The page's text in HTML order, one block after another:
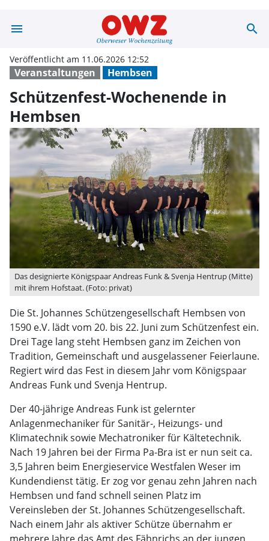
menu Schützenfest-search
Veranstaltungen Hembsen
Veröffentlicht am 11.06.2026 12:52
Schützenfest-Wochenende in
Hembsen
Das designierte Königspaar Andreas Funk & Svenja Hentrup (Mitte)
mit ihrem Hofstaat. (Foto: privat)
Die St. Johannes Schützengesellschaft Hembsen von
1590 e.V. lädt vom 20. bis 22. Juni zum Schützenfest ein.
Drei Tage lang steht Hembsen ganz im Zeichen von
Tradition, Gemeinschaft und ausgelassener Feierlaune.
Regiert wird das Fest in diesem Jahr vom Königspaar
Andreas Funk und Svenja Hentrup.
Der 40-jährige Andreas Funk ist gelernter
Anlagenmechaniker für Sanitär-, Heizungs- und
Klimatechnik sowie Mechatroniker für Kältetechnik.
Nach 19 Jahren bei der Firma Pa-Bra ist er nun seit ca.
3,5 Jahren beim Energieservice Westfalen Weser im
Kundendienst tätig. Er zog vor genau zehn Jahren nach
Hembsen und fand schnell seinen Platz im
Vereinsleben der St. Johannes Schützengesellschaft.
Nach einem Jahr als aktiver Schütze übernahm er